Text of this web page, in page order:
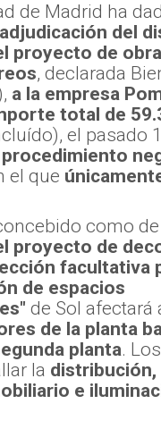
de Madrid ha
adjudicación del
proyecto de
, declarada
a la empresa
total de
el pasado
procedimiento
el que
como de
proyecto de
facultativa
de espacios
de Sol afectará
de la planta
planta.
la distribución,
e